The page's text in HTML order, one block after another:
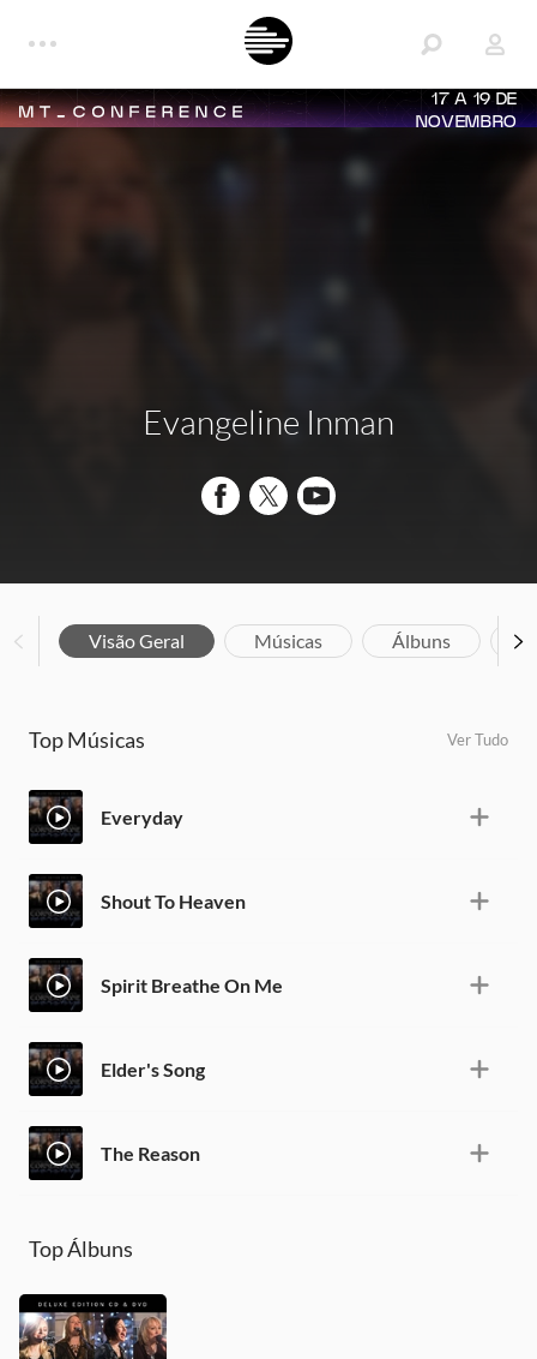
17 A 19 DE
NOVEMBRO
Evangeline Inman
Visão Geral Músicas Álbuns
Top Músicas Ver Tudo
Everyday
Shout To Heaven
Spirit Breathe On Me
Elder's Song
The Reason
Top Álbuns